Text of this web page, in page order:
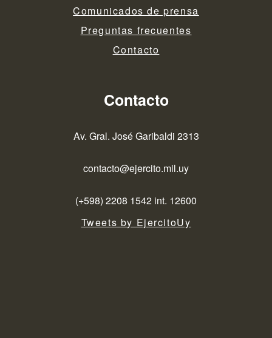
Comunicados de prensa
Preguntas frecuentes
Contacto
Contacto
Av. Gral. José Garibaldi 2313
contacto@ejercito.mil.uy
(+598) 2208 1542 int. 12600
Tweets by EjercitoUy